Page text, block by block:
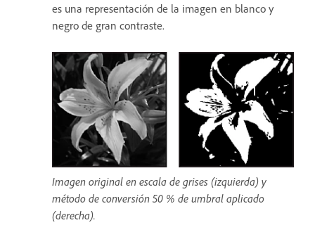
es una representación de la imagen en blanco y
negro de gran contraste.
Imagen original en escala de grises (izquierda) y
método de conversión 50 % de umbral aplicado
(derecha).